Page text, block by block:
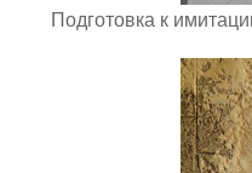
Подготовка к